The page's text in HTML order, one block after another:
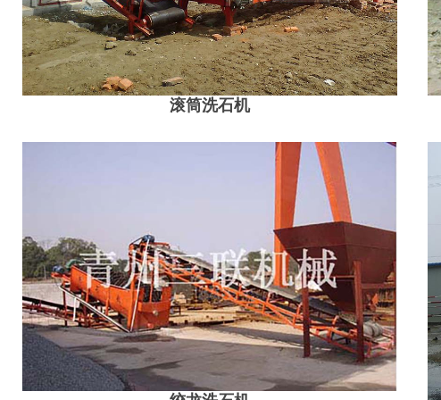
滚筒洗石机